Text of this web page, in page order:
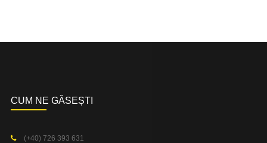
CUM NE GĂSEȘTI
(+40) 726 393 631